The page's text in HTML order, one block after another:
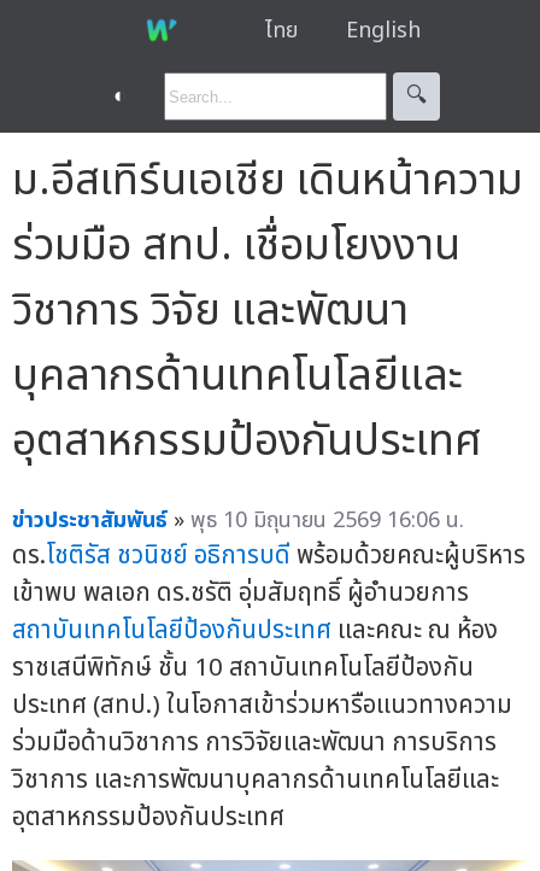
ไทย English
◐ 🔍︎
ม.อีสเทิร์นเอเชีย เดินหน้าความ
ร่วมมือ สทป. เชื่อมโยงงาน
วิชาการ วิจัย และพัฒนา
บุคลากรด้านเทคโนโลยีและ
อุตสาหกรรมป้องกันประเทศ
ข่าวประชาสัมพันธ์ »พุธ 10 มิถุนายน 2569 16:06 น.
ดร.โชติรัส ชวนิชย์ อธิการบดี พร้อมด้วยคณะผู้บริหาร
เข้าพบ พลเอก ดร.ชรัติ อุ่มสัมฤทธิ์ ผู้อำนวยการ
สถาบันเทคโนโลยีป้องกันประเทศ และคณะ ณ ห้อง
ราชเสนีพิทักษ์ ชั้น 10 สถาบันเทคโนโลยีป้องกัน
ประเทศ (สทป.) ในโอกาสเข้าร่วมหารือแนวทางความ
ร่วมมือด้านวิชาการ การวิจัยและพัฒนา การบริการ
วิชาการ และการพัฒนาบุคลากรด้านเทคโนโลยีและ
อุตสาหกรรมป้องกันประเทศ